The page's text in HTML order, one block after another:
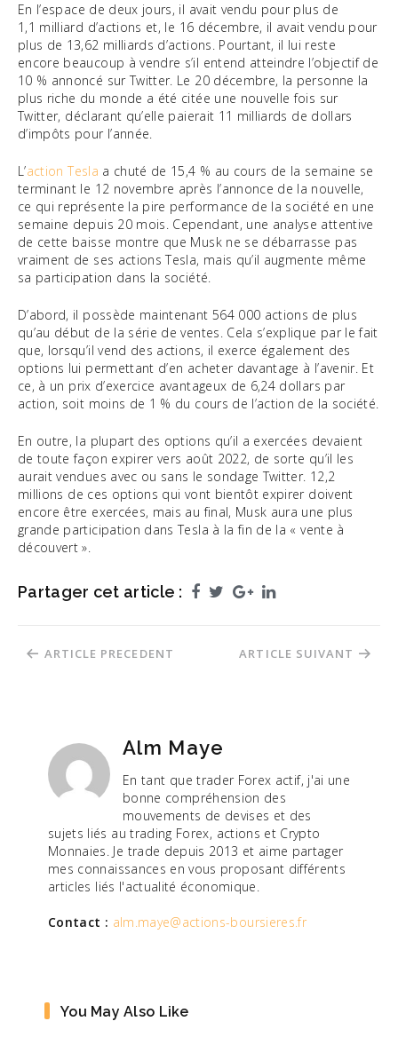
En l’espace de deux jours, il avait vendu pour plus de
1,1 milliard d’actions et, le 16 décembre, il avait vendu pour
plus de 13,62 milliards d’actions. Pourtant, il lui reste
encore beaucoup à vendre s’il entend atteindre l’objectif de
10 % annoncé sur Twitter. Le 20 décembre, la personne la
plus riche du monde a été citée une nouvelle fois sur
Twitter, déclarant qu’elle paierait 11 milliards de dollars
d’impôts pour l’année.
L’action Tesla a chuté de 15,4 % au cours de la semaine se
terminant le 12 novembre après l’annonce de la nouvelle,
ce qui représente la pire performance de la société en une
semaine depuis 20 mois. Cependant, une analyse attentive
de cette baisse montre que Musk ne se débarrasse pas
vraiment de ses actions Tesla, mais qu’il augmente même
sa participation dans la société.
D’abord, il possède maintenant 564 000 actions de plus
qu’au début de la série de ventes. Cela s’explique par le fait
que, lorsqu’il vend des actions, il exerce également des
options lui permettant d’en acheter davantage à l’avenir. Et
ce, à un prix d’exercice avantageux de 6,24 dollars par
action, soit moins de 1 % du cours de l’action de la société.
En outre, la plupart des options qu’il a exercées devaient
de toute façon expirer vers août 2022, de sorte qu’il les
aurait vendues avec ou sans le sondage Twitter. 12,2
millions de ces options qui vont bientôt expirer doivent
encore être exercées, mais au final, Musk aura une plus
grande participation dans Tesla à la fin de la « vente à
découvert ».
Partager cet article : Facebook
TwitterGoogle+LinkedIn
Navigation
ARTICLE PRECEDENT ARTICLE SUIVANT
Alm Maye
En tant que trader Forex actif, j'ai une
bonne compréhension des
mouvements de devises et des
sujets liés au trading Forex, actions et Crypto
Monnaies. Je trade depuis 2013 et aime partager
mes connaissances en vous proposant différents
articles liés l'actualité économique.
Contact : alm.maye@actions-boursieres.fr
You May Also Like